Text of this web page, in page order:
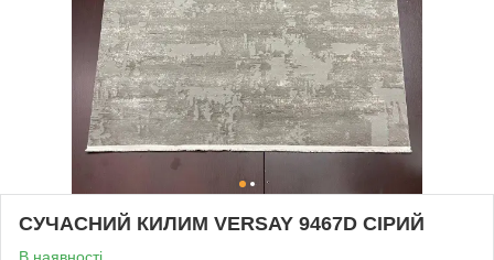
СУЧАСНИЙ КИЛИМ VERSAY 9467D СІРИЙ
В наявності